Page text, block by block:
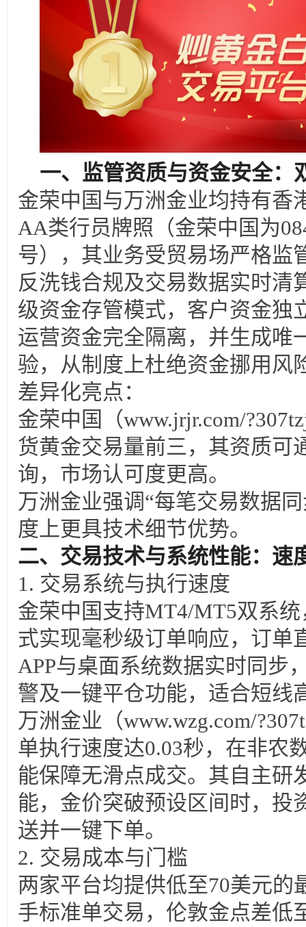
一、监管资质与资金安全：
金荣中国与万洲金业均持有香
AA类行员牌照（金荣中国为
号），其业务受贸易场严格监
反洗钱合规及交易数据实时清
级资金存管模式，客户资金独
运营资金完全隔离，并生成唯
验，从制度上杜绝资金挪用风
差异化亮点：
金荣中国（www.jrjr.com/
货黄金交易量前三，其资质可
询，市场认可度更高。
万洲金业强调“每笔交易数据
度上更具技术细节优势。
二、交易技术与系统性能：速
1. 交易系统与执行速度
金荣中国支持MT4/MT5双系
式实现毫秒级订单响应，订单
APP与桌面系统数据实时同步
警及一键平仓功能，适合短线
万洲金业（www.wzg.com/
单执行速度达0.03秒，在非农
能保障无滑点成交。其自主研
能，金价突破预设区间时，投
送并一键下单。
2. 交易成本与门槛
两家平台均提供低至70美元的
手标准单交易，伦敦金点差低